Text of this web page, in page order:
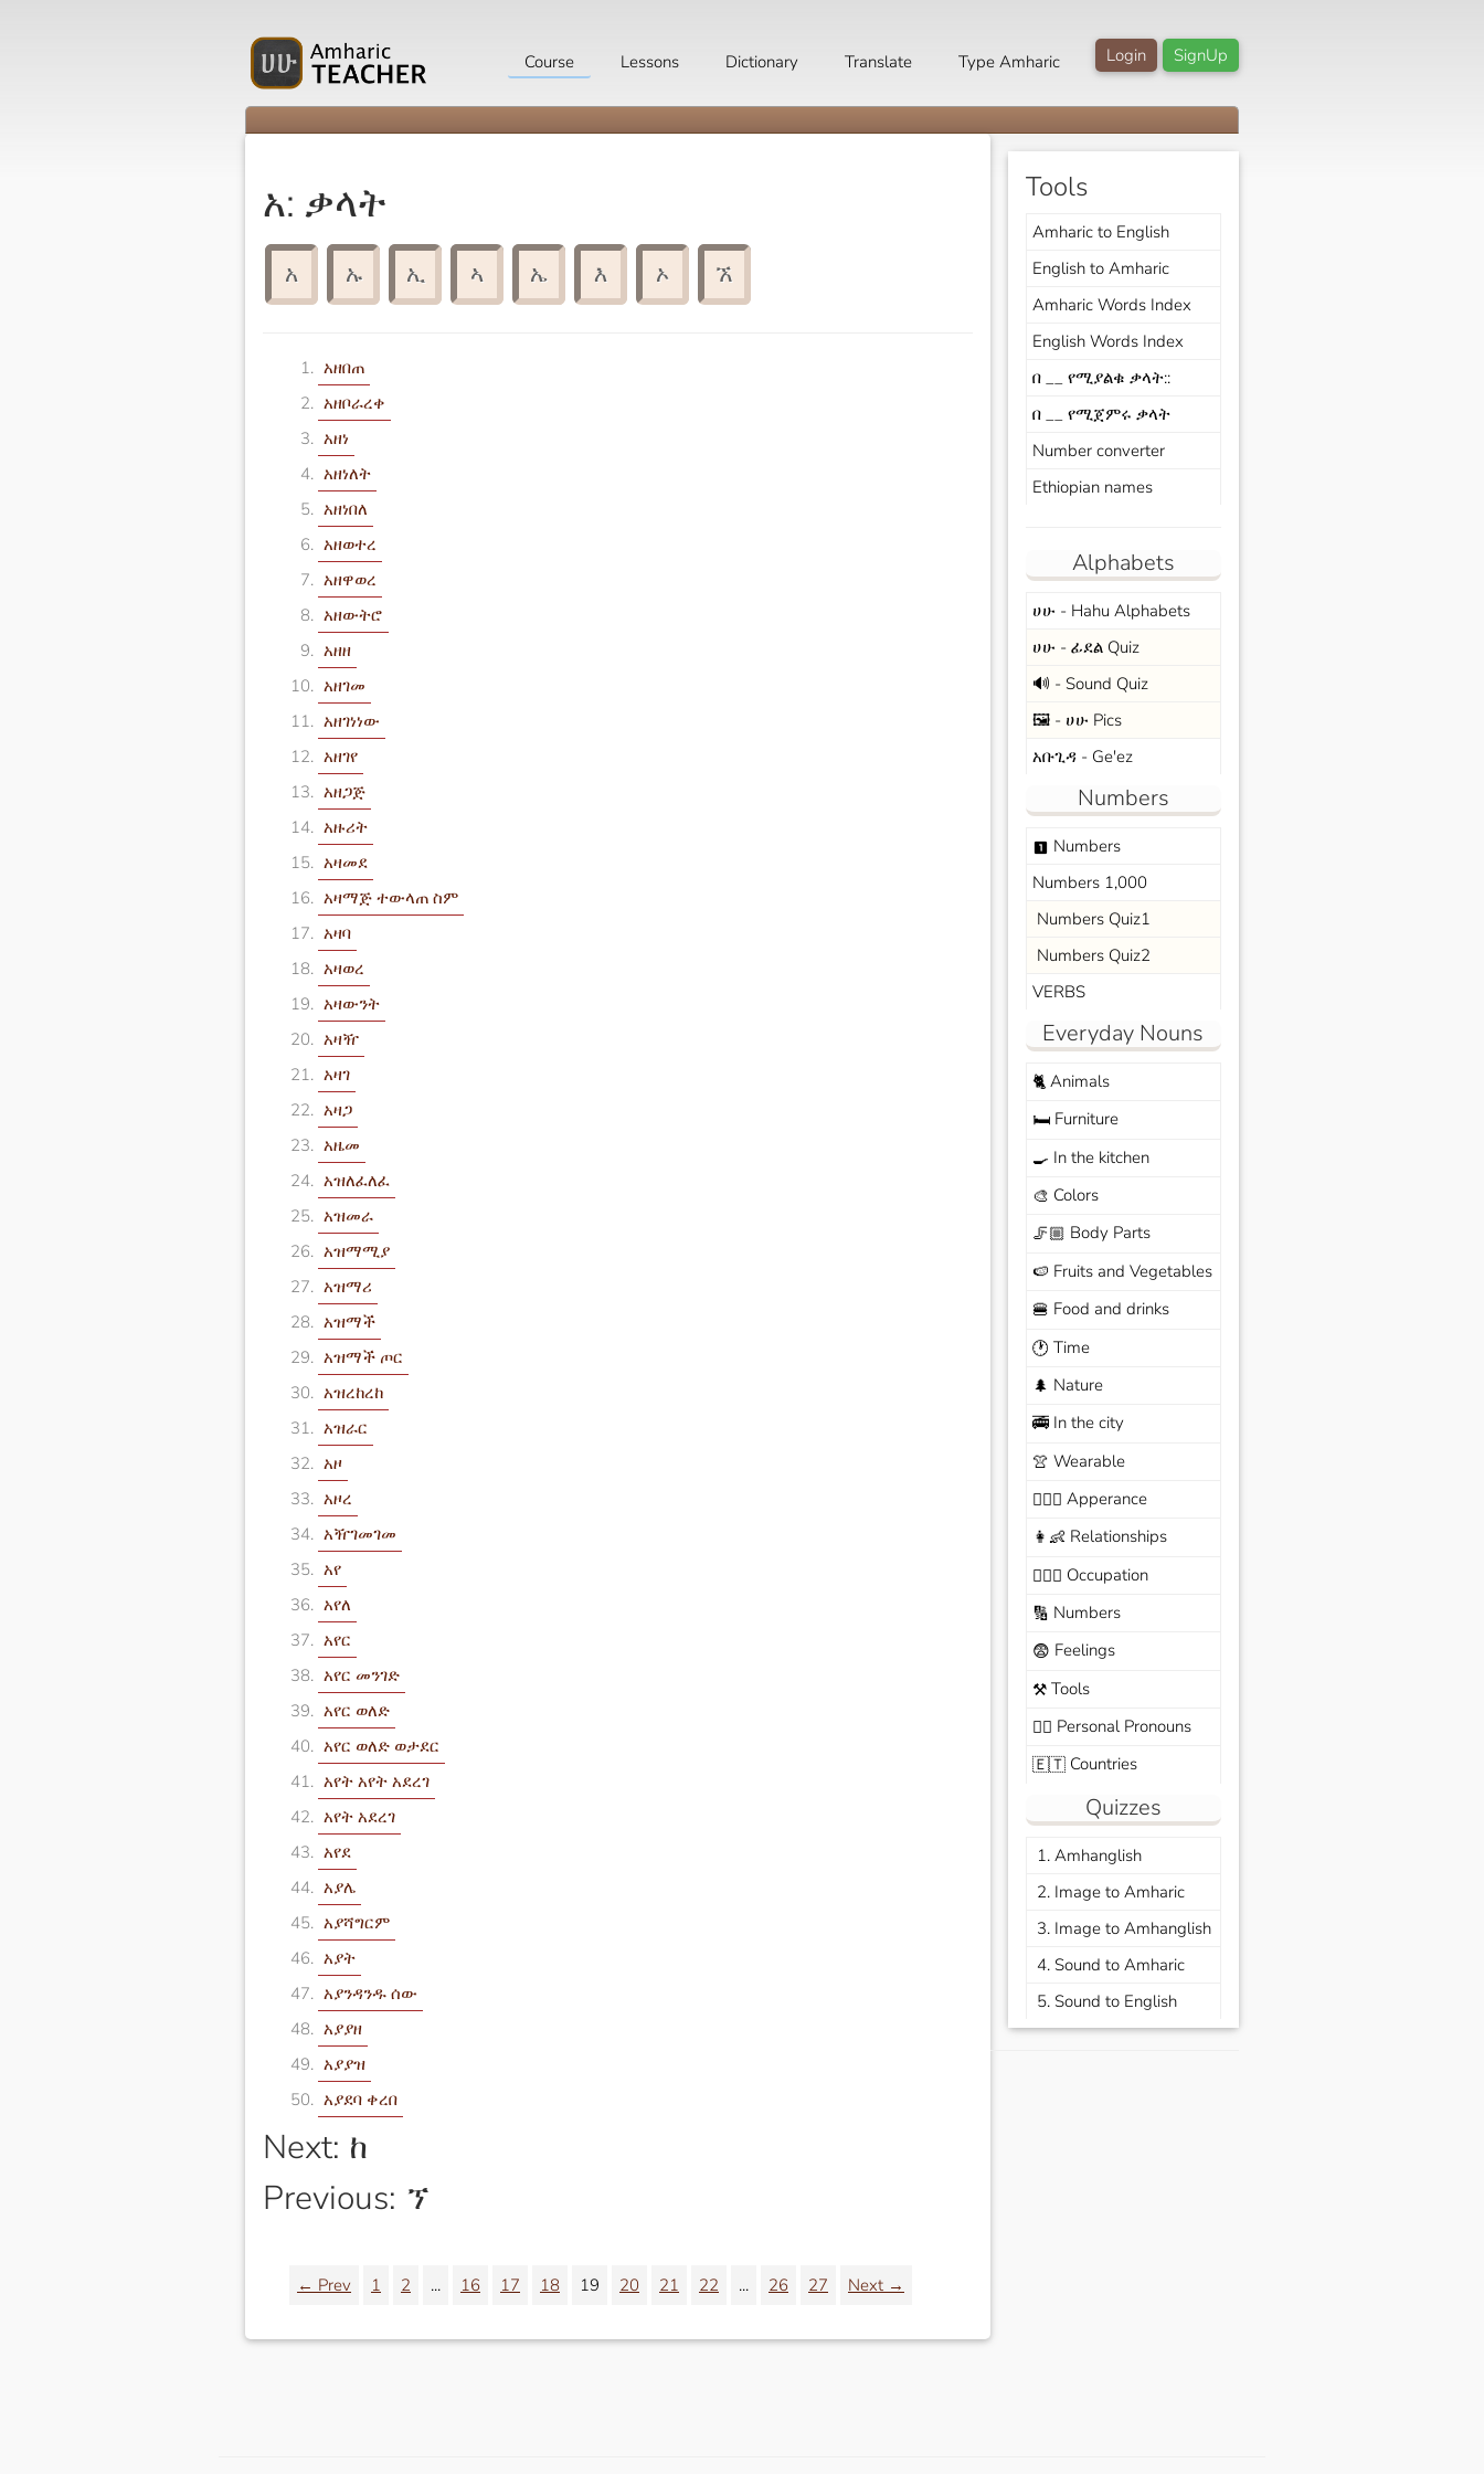
SignUp
Login
Course Lessons Dictionary Translate Type Amharic
አ: ቃላት
አ ኡ ኢ ኣ ኤ እ ኦ ኧ
አዘበጠ
አዘቦራረቀ
አዘነ
አዘነለት
አዘነበለ
አዘወተረ
አዘዋወረ
አዘውትሮ
አዘዘ
አዘገመ
አዘገነነው
አዘገየ
አዘጋጅ
አዙሪት
አዛመደ
አዛማጅ ተውላጠ ስም
አዛባ
አዛወረ
አዛውንት
አዛዥ
አዛገ
አዛጋ
አዜመ
አዝለፈለፈ
አዝመራ
አዝማሚያ
አዝማሪ
አዝማች
አዝማች ጦር
አዝረከረከ
አዝራር
አዞ
አዞረ
አዥገመገመ
አየ
አየለ
አየር
አየር መንገድ
አየር ወለድ
አየር ወለድ ወታደር
አየት አየት አደረገ
አየት አደረገ
አየደ
አያሌ
አያሻግርም
አያት
አያንዳንዱ ሰው
አያያዘ
አያያዝ
አያደባ ቀረበ
Next: ከ
Previous: ኘ
← Prev 1 2 ... 16 17 18 19 20 21 22 ... 26 27 Next →
Tools
Amharic to English
English to Amharic
Amharic Words Index
English Words Index
በ __ የሚያልቁ ቃላት::
በ __ የሚጀምሩ ቃላት
Number converter
Ethiopian names
Alphabets
ሀሁ - Hahu Alphabets
ሀሁ - ፊደል Quiz
🔊 - Sound Quiz
🖼️ - ሀሁ Pics
አቡጊዳ - Ge'ez
Numbers
looks_one Numbers
Numbers 1,000
Numbers Quiz1
Numbers Quiz2
VERBS
Everyday Nouns
🐈Animals
🛏️Furniture
🍳 In the kitchen
🎨 Colors
🦵🏼 Body Parts
🍉 Fruits and Vegetables
🍔 Food and drinks
🕐 Time
🌲 Nature
🚎In the city
👚 Wearable
🙆🏽‍♀️ Apperance
👩‍👶 Relationships
🧑🏼‍✈️ Occupation
🔢 Numbers
😨 Feelings
⚒️Tools
🙆‍♂️ Personal Pronouns
🇪🇹Countries
Quizzes
1. Amhanglish
2. Image to Amharic
3. Image to Amhanglish
4. Sound to Amharic
5. Sound to English